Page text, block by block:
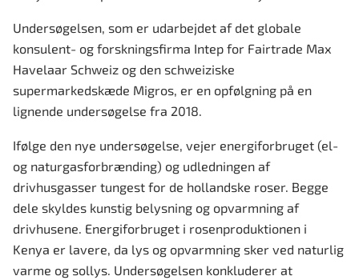
Undersøgelsen, som er udarbejdet af det globale
konsulent- og forskningsfirma Intep for Fairtrade Max
Havelaar Schweiz og den schweiziske
supermarkedskæde Migros, er en opfølgning på en
lignende undersøgelse fra 2018.
Ifølge den nye undersøgelse, vejer energiforbruget (el-
og naturgasforbrænding) og udledningen af
drivhusgasser tungest for de hollandske roser. Begge
dele skyldes kunstig belysning og opvarmning af
drivhusene. Energiforbruget i rosenproduktionen i
Kenya er lavere, da lys og opvarmning sker ved naturlig
varme og sollys. Undersøgelsen konkluderer at